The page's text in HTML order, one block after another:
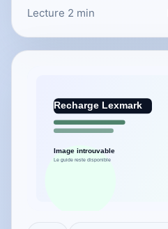
Lecture 2 min